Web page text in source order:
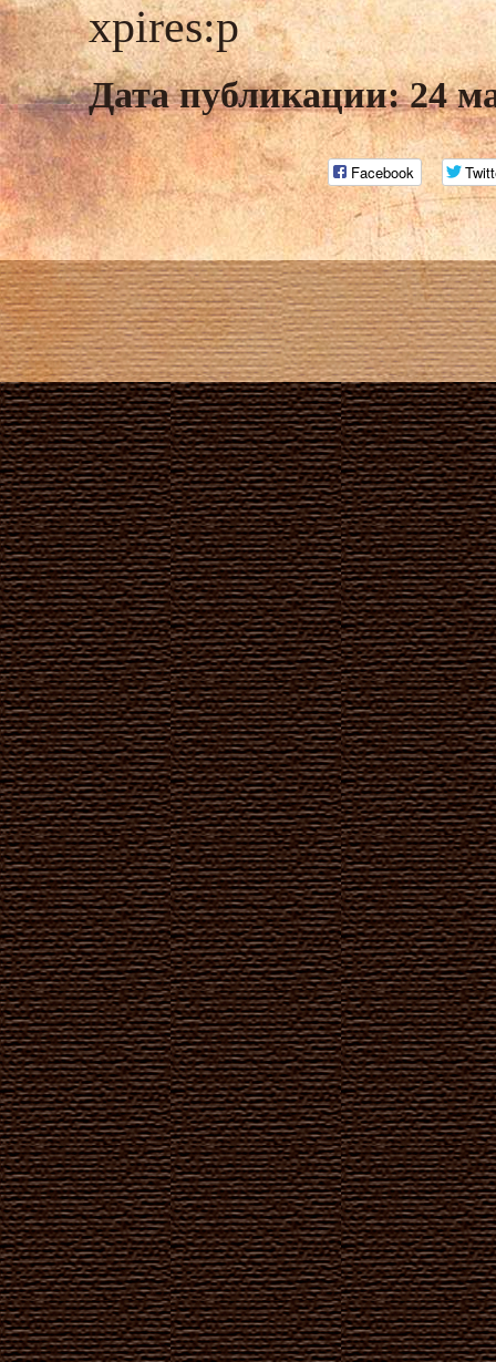
xpires:p
Дата публикации: 24
Facebook